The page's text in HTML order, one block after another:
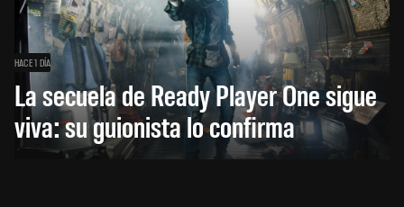
HACE 1 DÍA
La secuela de Ready Player One sigue
viva: su guionista lo confirma